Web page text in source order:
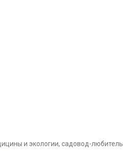
и экологии, садовод-любитель